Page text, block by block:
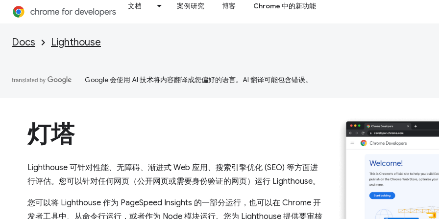
文档 案例研究 博客 Chrome 中的新功能
Docs Lighthouse
Google 会使用 AI 技术将内容翻译成您偏好的语言。AI 翻译可能包含错误。
灯塔
Lighthouse 可针对性能、无障碍、渐进式 Web 应用、搜索引擎优化 (SEO) 等方面进
行评估。您可以针对任何网页（公开网页或需要身份验证的网页）运行 Lighthouse。
您可以将 Lighthouse 作为 PageSpeed Insights 的一部分运行，也可以在 Chrome 开
发者工具中、从命令行运行，或者作为 Node 模块运行。您为 Lighthouse 提供要审核